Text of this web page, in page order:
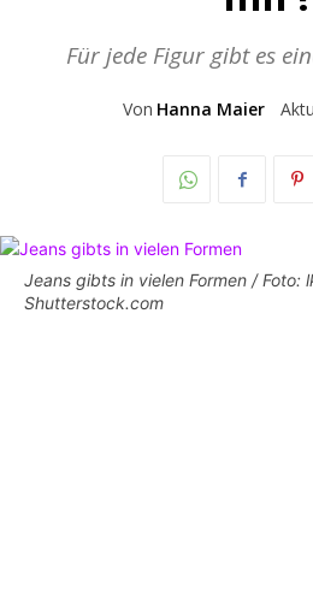
Für jede Figur gibt es
Von Hanna Maier
Jeans gibts in vielen Formen / Foto:
Shutterstock.com